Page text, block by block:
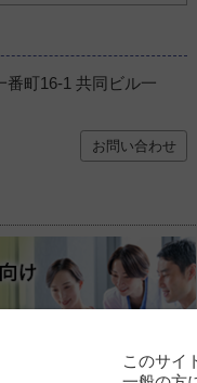
町16-1 共同ビル一
お問い合わせ
このサイ